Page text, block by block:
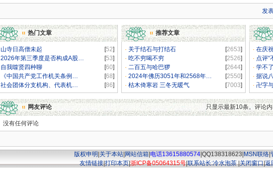
发
热门文章 推荐文章
山寺日高僧未起 [52]
2026年第三季度是否构成A股… [53]
自我噬贤四种聊 [60]
《中国共产党工作机关条例… [68]
社会团体分支机构、代表机… [86]
· 关于结石与打结石 [2653]
· 吃不穷喝不穷 [2526]
· 二百五与哈巴猡 [2644]
· 2024年佛历3051年和2568年… [2550]
· 枯木倚寒岩 三冬无暖气 [7003]
· 在庆
· 点评“
· 学不
· 据说
· 卍字
网友评论 只显示最新10条。评论
没有任何评论
版权申明 关于本站| 网站信箱| 电话13615880574|QQ138318623| MSN联络|
友情链接|打印本页|浙ICP备05064315号|联系站长:冷水泡茶|关闭窗口|返